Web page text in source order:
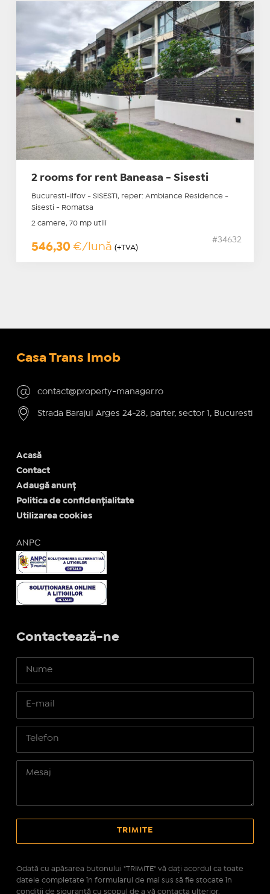
2 rooms for rent Baneasa - Sisesti
Bucuresti-Ilfov - SISESTI, reper: Ambiance Residence -
Sisesti - Romatsa
2 camere, 70 mp utili
546,30 €/lună (+TVA)
#34632
Casa Trans Imob
contact@property-manager.ro
Strada Barajul Arges 24-28, parter, sector 1, Bucuresti
Acasă
Contact
Adaugă anunț
Politica de confidențialitate
Utilizarea cookies
ANPC
Contactează-ne
Odată cu apăsarea butonului "TRIMITE" vă daţi acordul ca toate
datele completate în formularul de mai sus să fie stocate în
condiţii de siguranţă cu scopul de a vă contacta ulterior.